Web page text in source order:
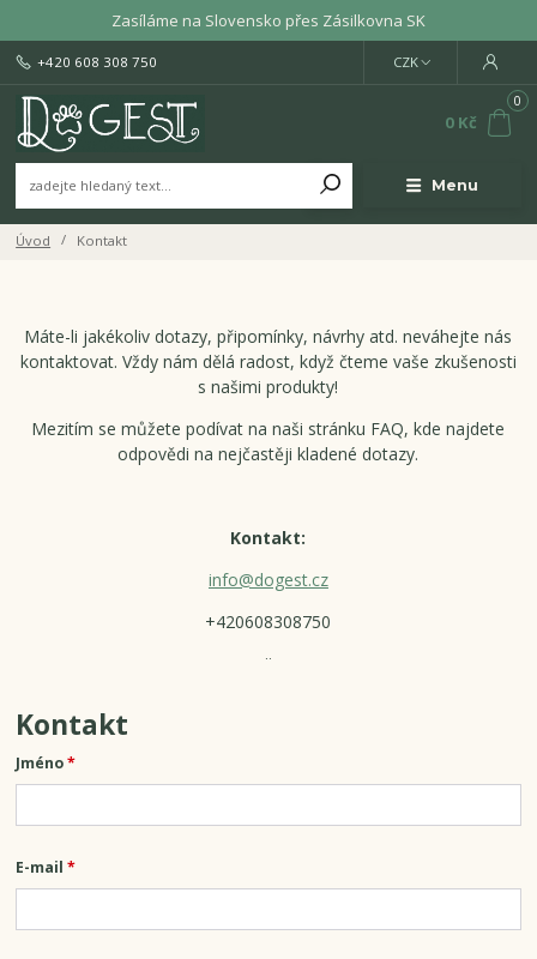
Zasíláme na Slovensko přes Zásilkovna SK
Menu
CZK
+420 608 308 750
0
0 Kč
Úvod Kontakt
Máte-li jakékoliv dotazy, připomínky, návrhy atd. neváhejte nás
kontaktovat. Vždy nám dělá radost, když čteme vaše zkušenosti
s našimi produkty!
Mezitím se můžete podívat na naši stránku FAQ, kde najdete
odpovědi na nejčastěji kladené dotazy.
Kontakt:
info@dogest.cz
+420608308750
¨
Kontakt
Jméno*
E-mail*